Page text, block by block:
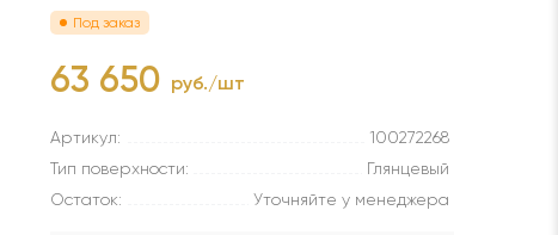
Под заказ
63 650 руб./шт
Артикул:
100272268
Тип поверхности:
Глянцевый
Остаток:
Уточняйте у менеджера